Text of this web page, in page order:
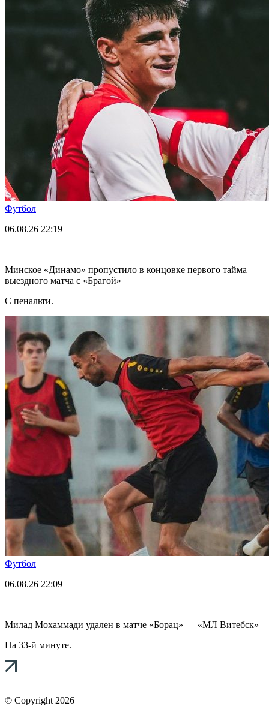
Футбол
06.08.26 22:19
Минское «Динамо» пропустило в концовке первого тайма
выездного матча с «Брагой»
С пенальти.
Футбол
06.08.26 22:09
Милад Мохаммади удален в матче «Борац» — «МЛ Витебск»
На 33-й минуте.
© Copyright 2026